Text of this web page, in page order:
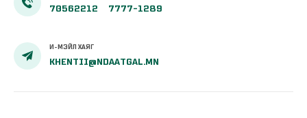
70562212 7777-1289
И-МЭЙЛ ХАЯГ
KHENTII@NDAATGAL.MN